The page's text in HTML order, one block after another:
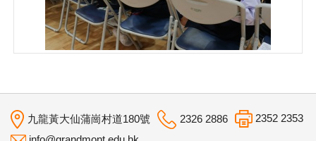
九龍黃大仙蒲崗村道180號 2326 2886
2352 2353